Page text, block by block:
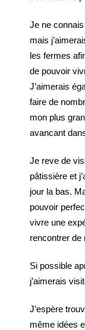
Je ne
mais
les fermes
de pouvoir
J’aimerais
faire de
mon plus
avancant
Je reve de
pâtissière et
jour la bas.
pouvoir
vivre une
rencontrer de
Si possible
j’aimerais
J’espère
même idées